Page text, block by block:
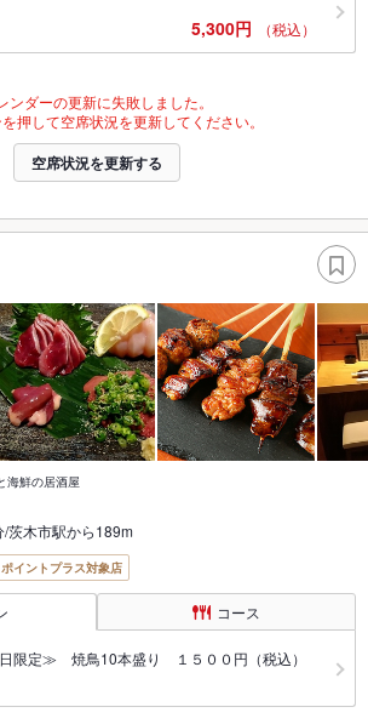
5,300円 （税込）
ンダーの更新に失敗しました。
押して空席状況を更新してください。
空席状況を更新する
海鮮の居酒屋
茨木市駅から189m
ポイントプラス対象店
コース
限定≫ 焼鳥10本盛り １５００円（税込）